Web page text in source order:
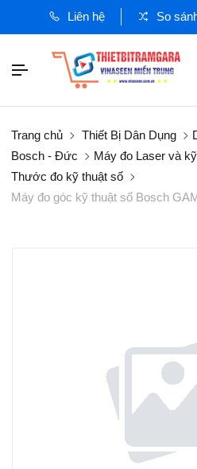
Liên hệ So
Trang chủ Thiết Bị Dân Dụng
Bosch - Đức
Máy đo Laser và
Thước đo kỹ thuật số
Máy đo góc kỹ thuật số Bosch